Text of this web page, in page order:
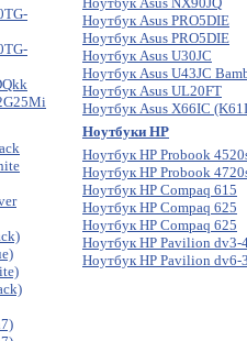
Ноутбук Asus PRO5DIE
Ноутбук Asus PRO5DIE
Ноутбук Asus U30JC
Ноутбук Asus U43JC
Ноутбук Asus UL20FT
Ноутбук Asus X66IC
Ноутбуки HP
Ноутбук HP Probook
Ноутбук HP Probook
Ноутбук HP Compaq 615
Ноутбук HP Compaq 625
Ноутбук HP Compaq 625
Ноутбук HP Pavilion dv3-
Ноутбук HP Pavilion dv6-